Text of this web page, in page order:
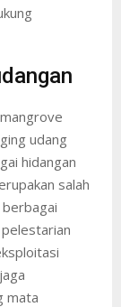
udang
hidangan
salah
mata